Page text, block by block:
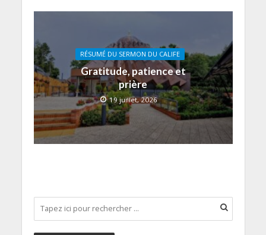
RÉSUMÉ DU SERMON DU CALIFE
Gratitude, patience et
prière
19 juillet, 2026